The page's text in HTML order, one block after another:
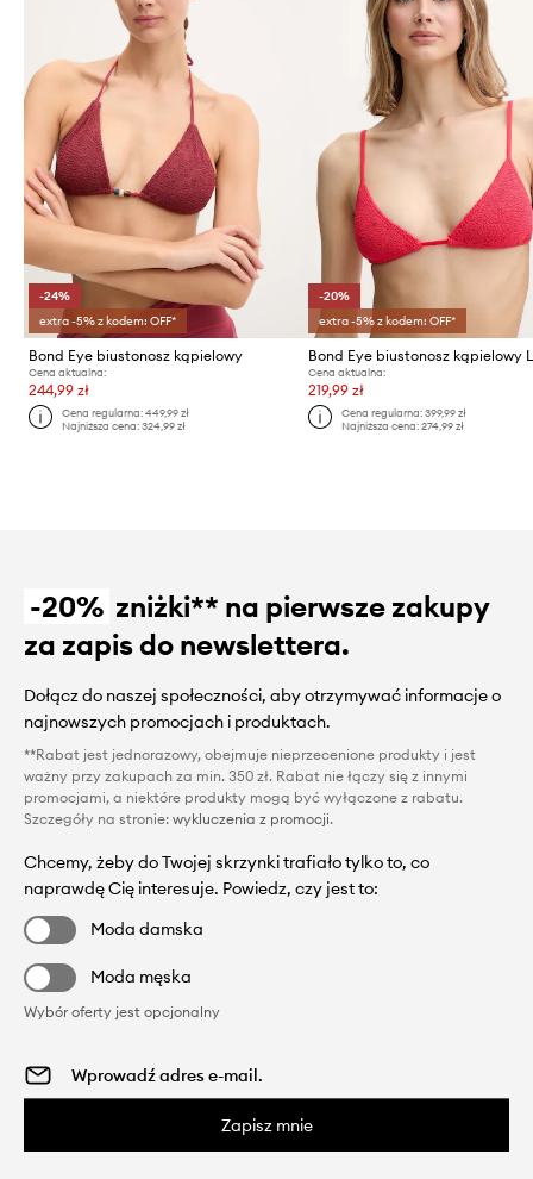
-24%
extra -5% z kodem: OFF*
Bond Eye biustonosz kąpielowy
Cena aktualna:
244,99 zł
Cena regularna:449,99 zł
Najniższa cena:324,99 zł
-20%
extra -5% z kodem: OFF*
Cena aktualna:
219,99 zł
Cena regularna: 399,99 zł
Najniższa cena: 274,99 zł
-20% zniżki** na pierwsze zakupy
za zapis do newslettera.
Dołącz do naszej społeczności, aby otrzymywać informacje o
najnowszych promocjach i produktach.
**Rabat jest jednorazowy, obejmuje nieprzecenione produkty i jest
ważny przy zakupach za min. 350 zł. Rabat nie łączy się z innymi
promocjami, a niektóre produkty mogą być wyłączone z rabatu.
Szczegóły na stronie: wykluczenia z promocji.
Chcemy, żeby do Twojej skrzynki trafiało tylko to, co
naprawdę Cię interesuje. Powiedz, czy jest to:
Moda damska
Moda męska
Wybór oferty jest opcjonalny
Zapisz mnie